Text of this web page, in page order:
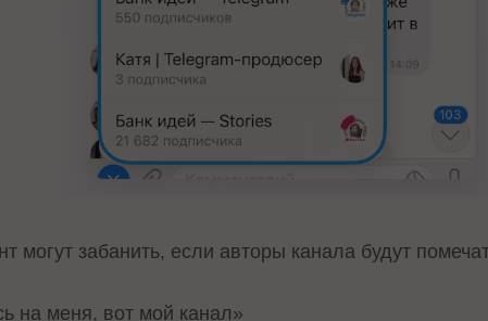
могут забанить, если авторы канала будут
на меня, вот мой канал»